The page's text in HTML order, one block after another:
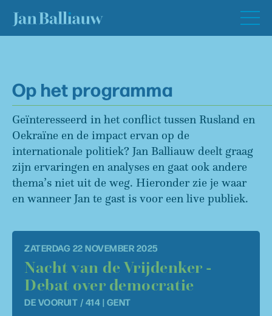
Op het programma
Geïnteresseerd in het conflict tussen Rusland en
Oekraïne en de impact ervan op de
internationale politiek? Jan Balliauw deelt graag
zijn ervaringen en analyses en gaat ook andere
thema’s niet uit de weg. Hieronder zie je waar
en wanneer Jan te gast is voor een live publiek.
ZATERDAG 22 NOVEMBER 2025
Nacht van de Vrijdenker -
Debat over democratie
DE VOORUIT / 414 | GENT